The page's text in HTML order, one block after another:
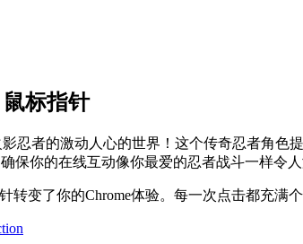
标指针
影忍者的激动人心的世界！这个传奇忍者角
保你的在线互动像你最爱的忍者战斗一样令人
转变了你的Chrome体验。每一次点击都充满